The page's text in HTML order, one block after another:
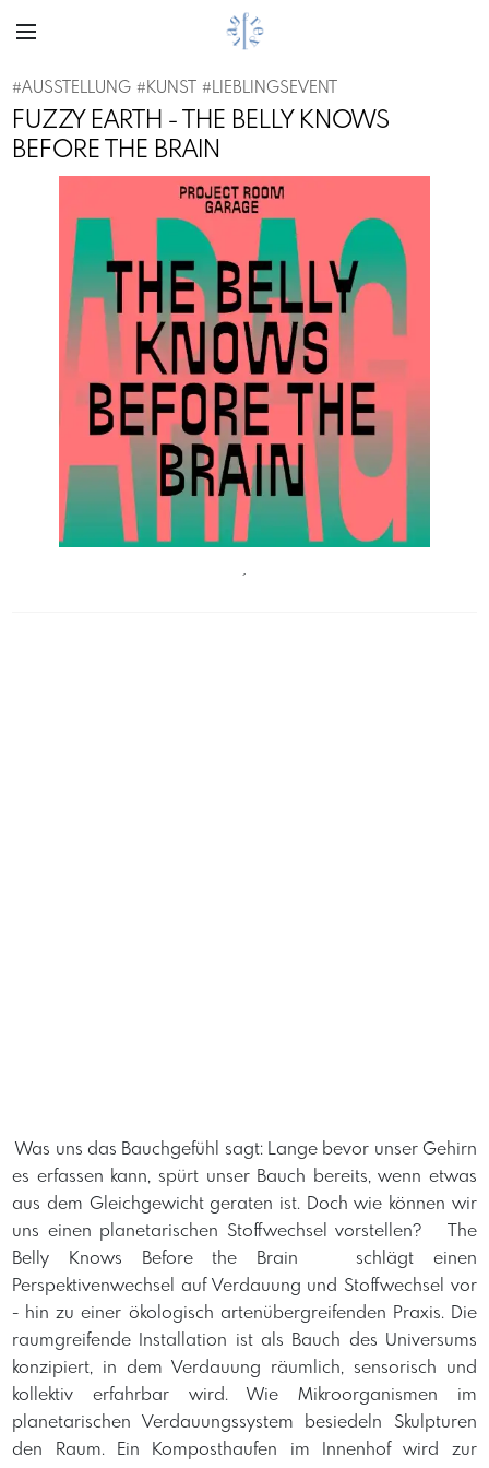
#AUSSTELLUNG #KUNST #LIEBLINGSEVENT
FUZZY EARTH - THE BELLY KNOWS
BEFORE THE BRAIN
Previous
´
​ Was uns das Bauchgefühl sagt: Lange bevor unser Gehirn
es erfassen kann, spürt unser Bauch bereits, wenn etwas
aus dem Gleichgewicht geraten ist. Doch wie können wir
uns einen planetarischen Stoffwechsel vorstellen? ​ The
Belly Knows Before the Brain schlägt einen
Perspektivenwechsel auf Verdauung und Stoffwechsel vor
- hin zu einer ökologisch artenübergreifenden Praxis. Die
raumgreifende Installation ist als Bauch des Universums
konzipiert, in dem Verdauung räumlich, sensorisch und
kollektiv erfahrbar wird. Wie Mikroorganismen im
planetarischen Verdauungssystem besiedeln Skulpturen
den Raum. Ein Komposthaufen im Innenhof wird zur